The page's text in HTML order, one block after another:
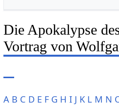
Die Apokalypse
Vortrag von
A B C D E F G H I J K L M N